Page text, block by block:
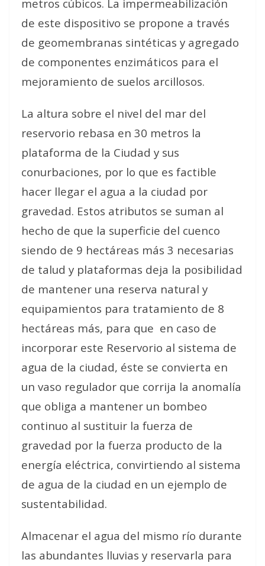
metros cúbicos. La impermeabilización
de este dispositivo se propone a través
de geomembranas sintéticas y agregado
de componentes enzimáticos para el
mejoramiento de suelos arcillosos.
La altura sobre el nivel del mar del
reservorio rebasa en 30 metros la
plataforma de la Ciudad y sus
conurbaciones, por lo que es factible
hacer llegar el agua a la ciudad por
gravedad. Estos atributos se suman al
hecho de que la superficie del cuenco
siendo de 9 hectáreas más 3 necesarias
de talud y plataformas deja la posibilidad
de mantener una reserva natural y
equipamientos para tratamiento de 8
hectáreas más, para que en caso de
incorporar este Reservorio al sistema de
agua de la ciudad, éste se convierta en
un vaso regulador que corrija la anomalía
que obliga a mantener un bombeo
continuo al sustituir la fuerza de
gravedad por la fuerza producto de la
energía eléctrica, convirtiendo al sistema
de agua de la ciudad en un ejemplo de
sustentabilidad.
Almacenar el agua del mismo río durante
las abundantes lluvias y reservarla para